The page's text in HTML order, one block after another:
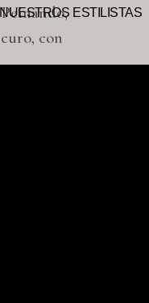
NUESTROS ESTILISTAS